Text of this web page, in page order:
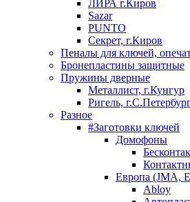
ЛИРА г.Киров
Sazar
PUNTO
Секрет, г.Киров
Пеналы для ключей,
Бронепластины защитные
Пружины дверные
Металлист, г.Кунгур
Ригель,
Разное
#Заготовки ключей
Домофоны
Европа (JMA,
Abloy